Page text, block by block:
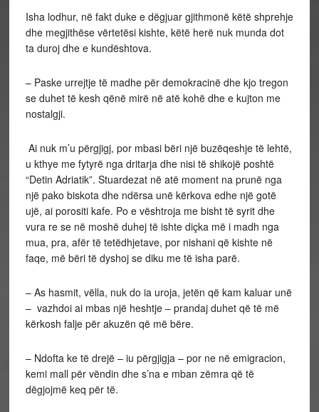
Isha lodhur, në fakt duke e dëgjuar gjithmonë këtë shprehje
dhe megjithëse vërtetësi kishte, këtë herë nuk munda dot
ta duroj dhe e kundështova.
– Paske urrejtje të madhe për demokracinë dhe kjo tregon
se duhet të kesh qënë mirë në atë kohë dhe e kujton me
nostalgji.
Ai nuk m’u përgjigj, por mbasi bëri një buzëqeshje të lehtë,
u kthye me fytyrë nga dritarja dhe nisi të shikojë poshtë
“Detin Adriatik”. Stuardezat në atë moment na prunë nga
një pako biskota dhe ndërsa unë kërkova edhe një gotë
ujë, ai porositi kafe. Po e vështroja me bisht të syrit dhe
vura re se në moshë duhej të ishte diçka më i madh nga
mua, pra, afër të tetëdhjetave, por nishani që kishte në
faqe, më bëri të dyshoj se diku me të isha parë.
– As hasmit, vëlla, nuk do ia uroja, jetën që kam kaluar unë
– vazhdoi ai mbas një heshtje – prandaj duhet që të më
kërkosh falje për akuzën që më bëre.
– Ndofta ke të drejë – iu përgjigja – por ne në emigracion,
kemi mall për vëndin dhe s’na e mban zëmra që të
dëgjojmë keq për të.